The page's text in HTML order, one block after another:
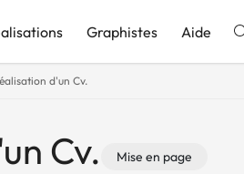
Graphistes Aide
d'un Cv.
Cv. Mise en page